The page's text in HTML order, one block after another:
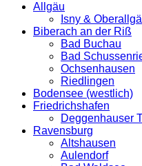
Allgäu
Isny &
Biberach an der Riß
Bad Buchau
Bad
Ochsenhausen
Riedlingen
Bodensee (westlich)
Friedrichshafen
Deggenhauser
Ravensburg
Altshausen
Aulendorf